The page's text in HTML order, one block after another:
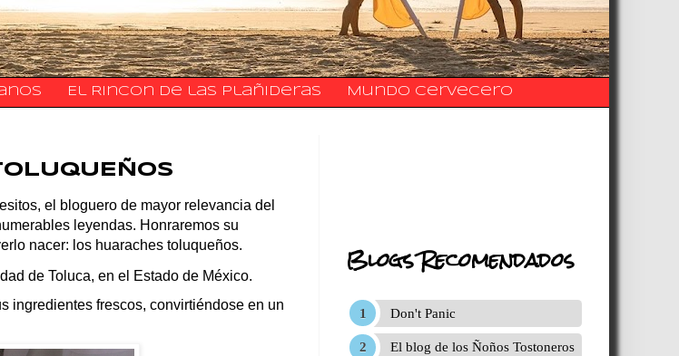
El Rincon de las Plañideras Mundo Cervecero
el bloguero de mayor relevancia del
leyendas. Honraremos su
nacer: los huaraches toluqueños.
de Toluca, en el Estado de México.
ingredientes frescos, convirtiéndose en un
Blogs Recomendados
Don't Panic
El blog de los Ñoños Tostoneros